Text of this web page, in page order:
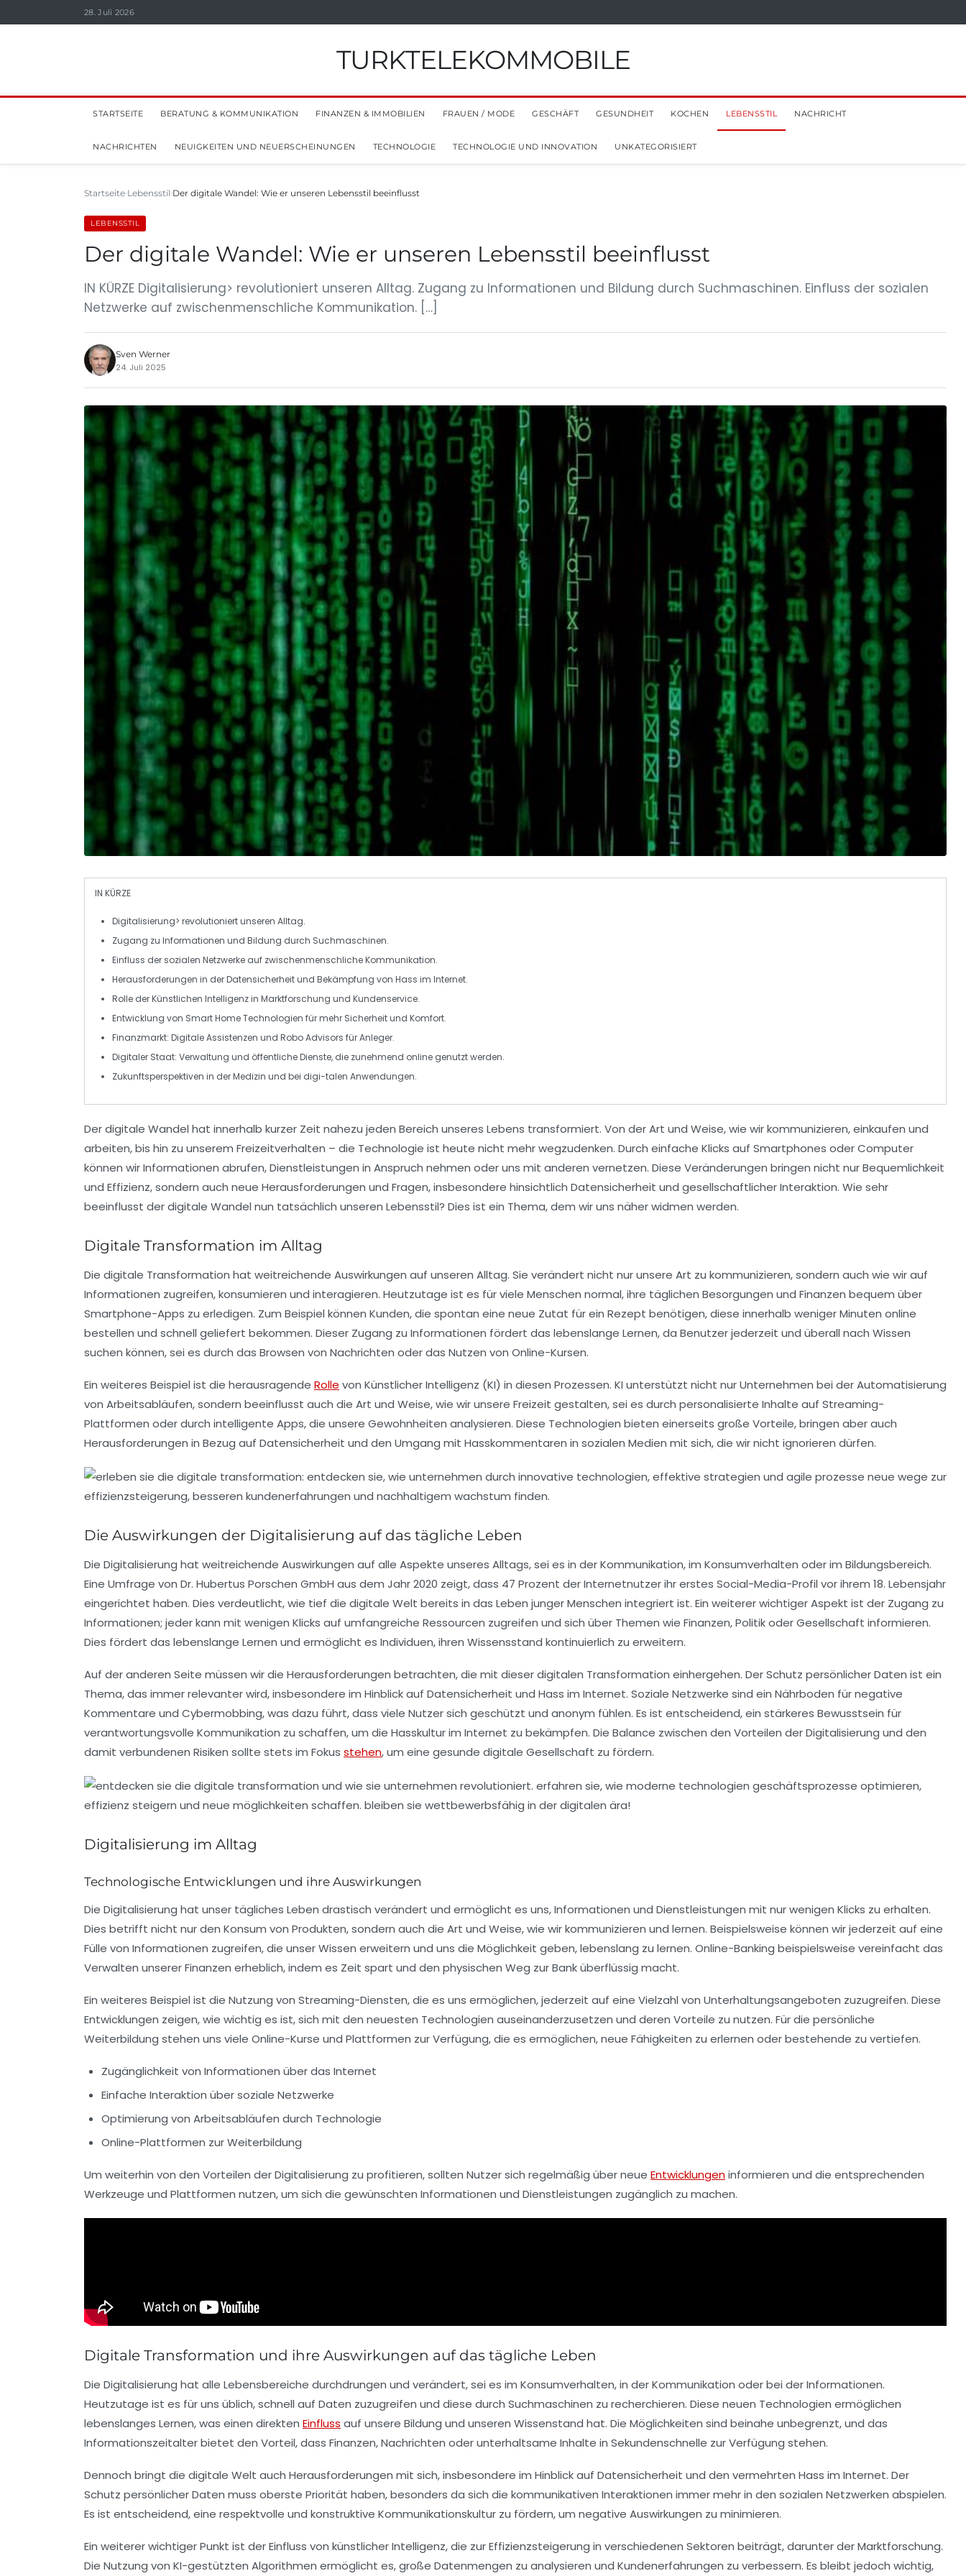
28. Juli 2026
TURKTELEKOMMOBILE
STARTSEITE BERATUNG & KOMMUNIKATION FINANZEN & IMMOBILIEN FRAUEN / MODE GESCHÄFT GESUNDHEIT KOCHEN LEBENSSTIL NACHRICHT
NACHRICHTEN NEUIGKEITEN UND NEUERSCHEINUNGEN TECHNOLOGIE TECHNOLOGIE UND INNOVATION UNKATEGORISIERT
Startseite Lebensstil Der digitale Wandel: Wie er unseren Lebensstil beeinflusst
LEBENSSTIL
Der digitale Wandel: Wie er unseren Lebensstil beeinflusst
IN KÜRZE Digitalisierung> revolutioniert unseren Alltag. Zugang zu Informationen und Bildung durch Suchmaschinen. Einfluss der sozialen
Netzwerke auf zwischenmenschliche Kommunikation. […]
Sven Werner
24. Juli 2025
IN KÜRZE
Digitalisierung> revolutioniert unseren Alltag.
Zugang zu Informationen und Bildung durch Suchmaschinen.
Einfluss der sozialen Netzwerke auf zwischenmenschliche Kommunikation.
Herausforderungen in derDatensicherheitund Bekämpfung von Hass im Internet.
Rolle derKünstlichen Intelligenzin Marktforschung und Kundenservice.
Entwicklung von Smart HomeTechnologien für mehr Sicherheitund Komfort.
Finanzmarkt: Digitale Assistenzen und Robo Advisors für Anleger.
Digitaler Staat: Verwaltung und öffentliche Dienste, die zunehmend online genutzt werden.
Zukunftsperspektiven in derMedizin und bei digi-talen Anwendungen.
Derdigitale Wandel hat innerhalb kurzer Zeit nahezu jeden Bereich unseres Lebens transformiert. Von der Art und Weise, wie wirkommunizieren,einkaufen und
arbeiten, bis hin zu unserem Freizeitverhalten – die Technologie ist heute nicht mehr wegzudenken. Durch einfache Klicks auf Smartphones oder Computer
können wir Informationen abrufen, Dienstleistungen in Anspruch nehmen oder uns mit anderen vernetzen. Diese Veränderungen bringen nicht nurBequemlichkeit
und Effizienz, sondern auch neue Herausforderungen und Fragen, insbesondere hinsichtlich Datensicherheit und gesellschaftlicherInteraktion. Wie sehr
beeinflusst der digitale Wandel nun tatsächlich unseren Lebensstil? Dies ist ein Thema, dem wir uns näher widmen werden.
Digitale Transformation im Alltag
Die digitale Transformation hat weitreichende Auswirkungen auf unseren Alltag. Sie verändert nicht nur unsere Art zu kommunizieren, sondern auch wie wir auf
Informationen zugreifen, konsumieren und interagieren. Heutzutage ist es für viele Menschen normal, ihre täglichen Besorgungen und Finanzen bequem über
Smartphone-Apps zu erledigen. Zum Beispiel können Kunden, die spontan eine neue Zutat für ein Rezept benötigen, diese innerhalb weniger Minuten online
bestellen und schnell geliefert bekommen. Dieser Zugang zu Informationen fördert das lebenslange Lernen, da Benutzer jederzeit und überall nach Wissen
suchen können, sei es durch das Browsen von Nachrichten oder das Nutzen von Online-Kursen.
Ein weiteres Beispiel ist die herausragende Rolle von Künstlicher Intelligenz (KI) in diesen Prozessen. KI unterstützt nicht nur Unternehmen bei der Automatisierung
von Arbeitsabläufen, sondern beeinflusst auch die Art und Weise, wie wir unsere Freizeit gestalten, sei es durch personalisierte Inhalte auf Streaming-
Plattformen oder durch intelligente Apps, die unsere Gewohnheiten analysieren. Diese Technologien bieten einerseits große Vorteile, bringen aber auch
Herausforderungen in Bezug auf Datensicherheit und den Umgang mit Hasskommentaren in sozialen Medien mit sich, die wir nicht ignorieren dürfen.
Die Auswirkungen der Digitalisierung auf das tägliche Leben
Die Digitalisierung hat weitreichende Auswirkungen auf alle Aspekte unseres Alltags, sei es in derKommunikation, im Konsumverhalten oder im Bildungsbereich.
Eine Umfrage von Dr. Hubertus Porschen GmbH aus dem Jahr 2020 zeigt, dass 47 Prozent der Internetnutzer ihr erstes Social-Media-Profil vor ihrem 18. Lebensjahr
eingerichtet haben. Dies verdeutlicht, wie tief die digitale Welt bereits in das Leben junger Menschen integriert ist. Ein weiterer wichtiger Aspekt ist der Zugang zu
Informationen; jeder kann mit wenigen Klicks auf umfangreiche Ressourcen zugreifen und sich über Themen wie Finanzen,PolitikoderGesellschaft informieren.
Dies fördert das lebenslange Lernen und ermöglicht es Individuen, ihren Wissensstand kontinuierlich zu erweitern.
Auf der anderen Seite müssen wir die Herausforderungen betrachten, die mit dieser digitalen Transformation einhergehen. Der Schutz persönlicherDaten ist ein
Thema, das immer relevanter wird, insbesondere im Hinblick auf Datensicherheit und Hass im Internet. Soziale Netzwerke sind ein Nährboden für negative
Kommentare und Cybermobbing, was dazu führt, dass viele Nutzer sich geschützt und anonym fühlen. Es ist entscheidend, ein stärkeres Bewusstsein für
verantwortungsvolle Kommunikation zu schaffen, um die Hasskulturim Internet zu bekämpfen. Die Balance zwischen den Vorteilen der Digitalisierung und den
damit verbundenen Risiken sollte stets im Fokus stehen, um eine gesunde digitale Gesellschaft zu fördern.
Digitalisierung im Alltag
Technologische Entwicklungen und ihre Auswirkungen
Die Digitalisierung hat unser tägliches Leben drastisch verändert und ermöglicht es uns, Informationen und Dienstleistungen mit nur wenigen Klicks zu erhalten.
Dies betrifft nicht nur den Konsum von Produkten, sondern auch die Art und Weise, wie wir kommunizieren und lernen. Beispielsweise können wir jederzeit auf eine
Fülle von Informationen zugreifen, die unser Wissen erweitern und uns die Möglichkeit geben, lebenslang zu lernen. Online-Banking beispielsweise vereinfacht das
Verwalten unserer Finanzen erheblich, indem es Zeit spart und den physischen Weg zur Bank überflüssig macht.
Ein weiteres Beispiel ist die Nutzung von Streaming-Diensten, die es uns ermöglichen, jederzeit auf eine Vielzahl von Unterhaltungsangeboten zuzugreifen. Diese
Entwicklungen zeigen, wie wichtig es ist, sich mit den neuesten Technologien auseinanderzusetzen und deren Vorteile zu nutzen. Für die persönliche
Weiterbildung stehen uns viele Online-Kurse und Plattformen zur Verfügung, die es ermöglichen, neue Fähigkeiten zu erlernen oder bestehende zu vertiefen.
Zugänglichkeit von Informationen über das Internet
Einfache Interaktion über soziale Netzwerke
Optimierung von Arbeitsabläufen durch Technologie
Online-Plattformen zur Weiterbildung
Um weiterhin von den Vorteilen derDigitalisierung zu profitieren, sollten Nutzer sich regelmäßig über neue Entwicklungeninformieren und die entsprechenden
Werkzeuge und Plattformen nutzen, um sich die gewünschten Informationen und Dienstleistungen zugänglich zu machen.
Digitale Transformation und ihre Auswirkungen auf das tägliche Leben
Die Digitalisierung hat alle Lebensbereiche durchdrungen und verändert, sei es im Konsumverhalten, in der Kommunikation oder bei der Informationen.
Heutzutage ist es für uns üblich, schnell auf Daten zuzugreifen und diese durch Suchmaschinen zu recherchieren. Diese neuen Technologien ermöglichen
lebenslanges Lernen, was einen direkten Einfluss auf unsere Bildung und unseren Wissenstand hat. Die Möglichkeiten sind beinahe unbegrenzt, und das
Informationszeitalter bietet den Vorteil, dass Finanzen,Nachrichten oderunterhaltsame Inhalte in Sekundenschnelle zur Verfügung stehen.
Dennoch bringt die digitale Welt auch Herausforderungen mit sich, insbesondere im Hinblick auf Datensicherheit und den vermehrten Hass im Internet. Der
Schutz persönlicher Daten muss oberste Priorität haben, besonders da sich die kommunikativen Interaktionen immer mehr in den sozialen Netzwerken abspielen.
Es ist entscheidend, eine respektvolle und konstruktive Kommunikationskultur zu fördern, um negative Auswirkungen zu minimieren.
Ein weiterer wichtiger Punkt ist der Einfluss von künstlicher Intelligenz, die zurEffizienzsteigerung in verschiedenen Sektoren beiträgt, darunter derMarktforschung.
Die Nutzung von KI-gestützten Algorithmen ermöglicht es, große Datenmengen zu analysieren und Kundenerfahrungen zu verbessern. Es bleibt jedoch wichtig,